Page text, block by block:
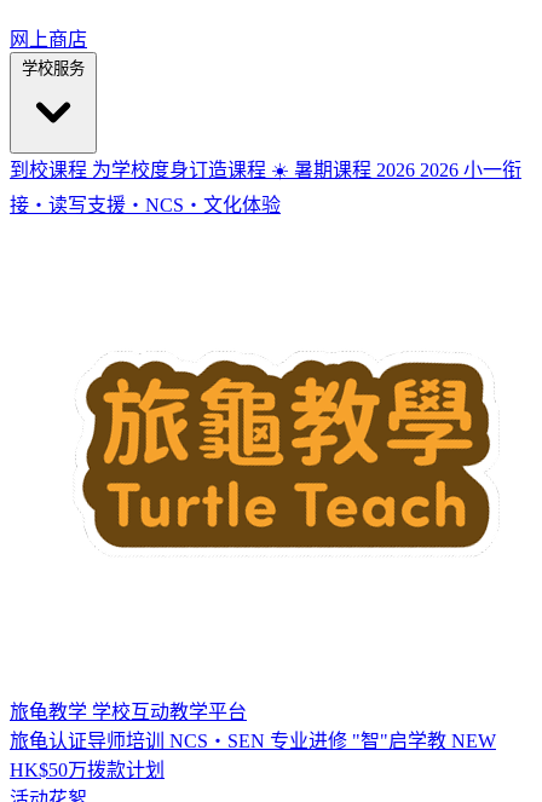
网上商店
学校服务
到校课程 为学校度身订造课程 ☀️ 暑期课程 2026 2026 小一衔
接・读写支援・NCS・文化体验
旅龟教学 学校互动教学平台
旅龟认证导师培训
NCS・SEN 专业进修 "智"启学教 NEW
HK$50万拨款计划